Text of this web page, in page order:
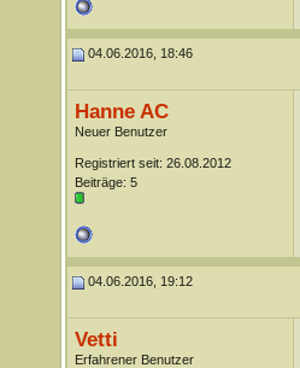
04.06.2016, 18:46
Hanne AC
Neuer Benutzer
Registriert seit: 26.08.2012
Beiträge: 5
04.06.2016, 19:12
Vetti
Erfahrener Benutzer